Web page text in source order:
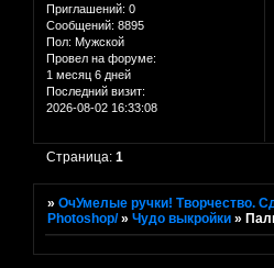
Приглашений: 0
Сообщений: 8895
Пол: Мужской
Провел на форуме:
1 месяц 6 дней
Последний визит:
2026-08-02 16:33:08
Страница:1
»ОчУмелые ручки! Творчество.
Photoshop/ »Чудо выкройки »